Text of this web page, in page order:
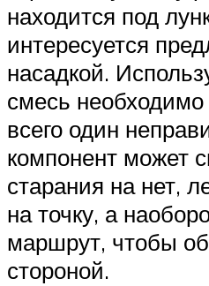
находится под
интересуется
насадкой.
смесь
всего один
компонент может
старания на нет,
на точку, а
маршрут, чтобы
стороной.